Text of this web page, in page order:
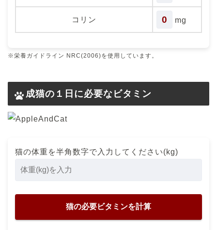
コリン 0 mg
※栄養ガイドライン NRC(2006)を使用しています。
成猫の１日に必要なビタミン
猫の体重を半角数字で入力してください(kg)